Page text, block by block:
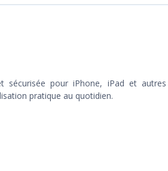
pour iPhone, iPad et autres
pratique au quotidien.